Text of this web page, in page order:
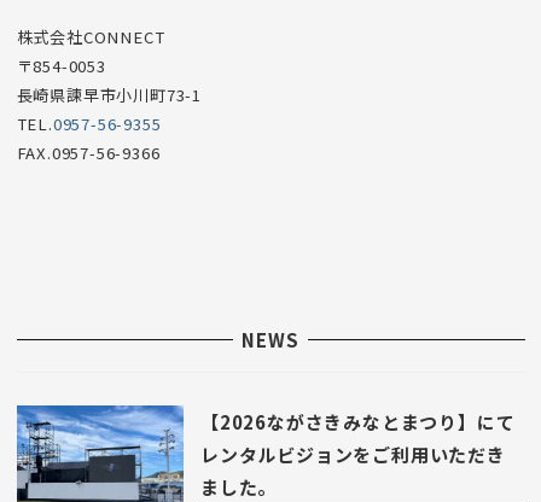
株式会社CONNECT
〒854-0053
長崎県諫早市小川町73-1
TEL.0957-56-9355
FAX.0957-56-9366
NEWS
【2026ながさきみなとまつり】にて
レンタルビジョンをご利用いただき
ました。